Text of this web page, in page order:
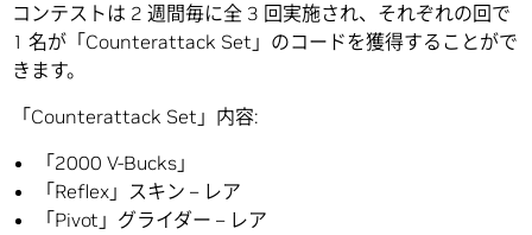
コンテストは 2 週間毎に全 3 回実施され、それぞれの回で
1 名が「Counterattack Set」のコードを獲得することがで
きます。
「Counterattack Set」内容:
「2000 V-Bucks」
「Reflex」スキン – レア
「Pivot」グライダー – レア